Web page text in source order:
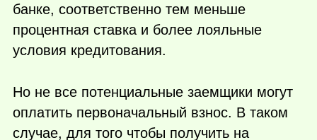
банке, соответственно тем меньше
процентная ставка и более лояльные
условия кредитования.
Но не все потенциальные заемщики могут
оплатить первоначальный взнос. В таком
случае, для того чтобы получить на